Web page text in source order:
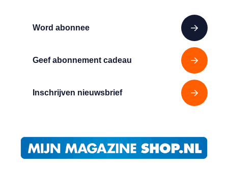
Word abonnee
Geef abonnement cadeau
Inschrijven nieuwsbrief